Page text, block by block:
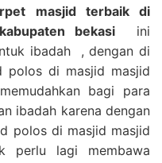
masjid terbaik di
bekasi ini
ibadah , dengan di
polos di masjid masjid
bagi para
ibadah karena dengan
polos di masjid masjid
perlu lagi membawa